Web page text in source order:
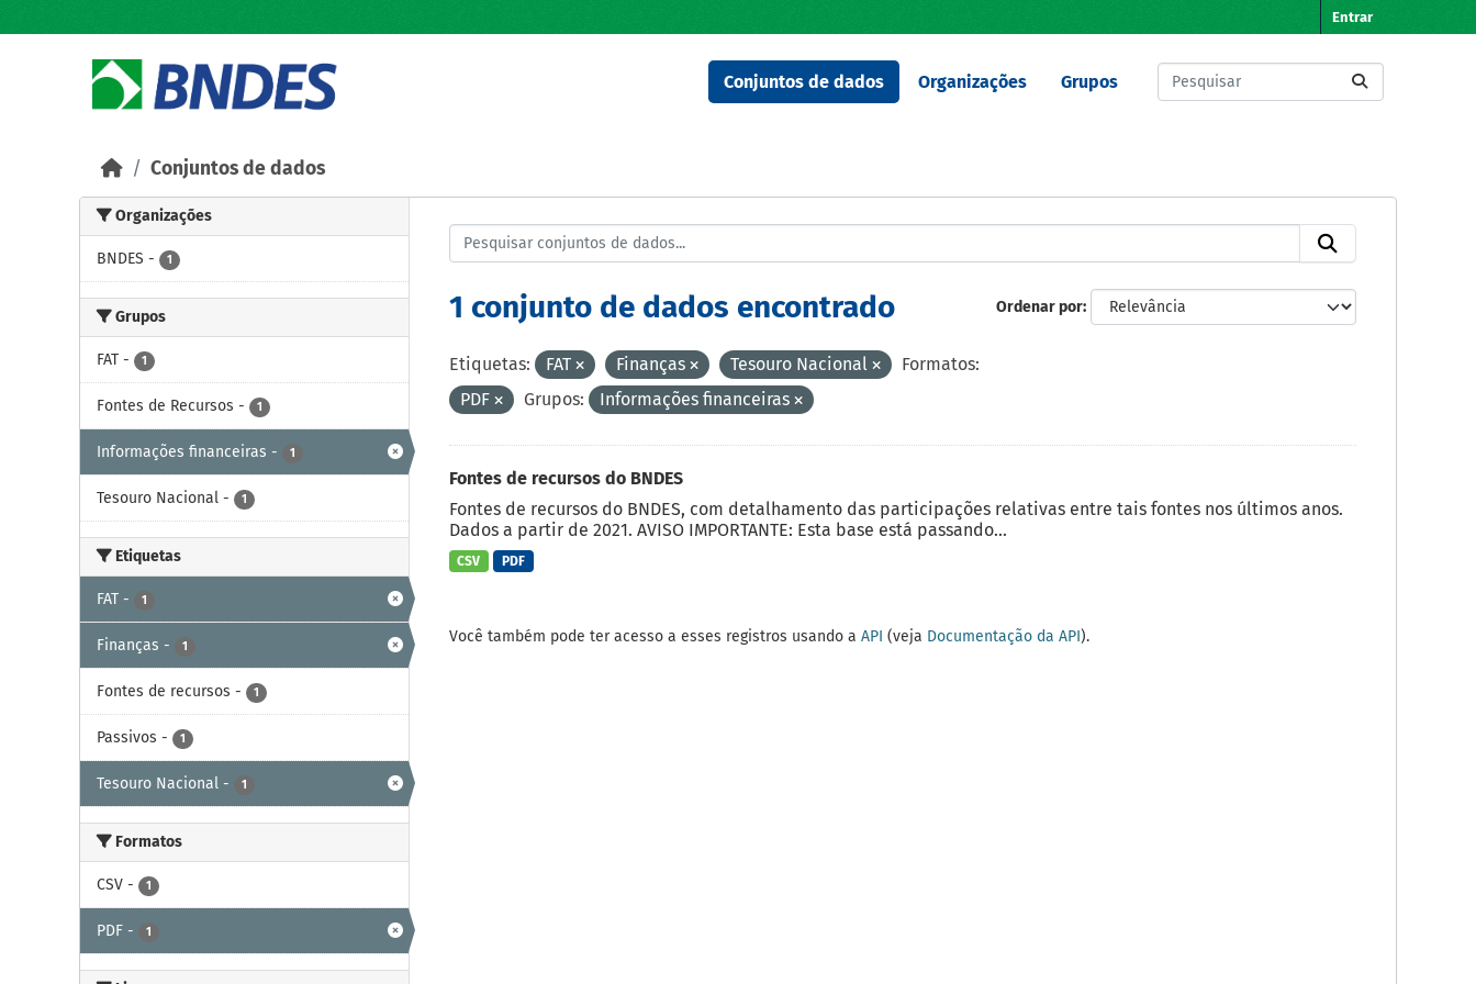
Entrar
Conjuntos de dados Organizações Grupos
Conjuntos de dados
Organizações
BNDES - 1
Grupos
FAT - 1
Fontes de Recursos - 1
Informações financeiras - 1
Tesouro Nacional - 1
Etiquetas
FAT - 1
Finanças - 1
Fontes de recursos - 1
Passivos - 1
Tesouro Nacional - 1
Formatos
CSV - 1
PDF - 1
Ordenar por
1 conjunto de dados encontrado
Etiquetas: FAT Finanças Tesouro Nacional
Formatos:
PDF
Grupos: Informações financeiras
Fontes de recursos do BNDES
Fontes de recursos do BNDES, com detalhamento das participações relativas entre tais fontes nos últimos anos.
Dados a partir de 2021. AVISO IMPORTANTE: Esta base está passando...
CSV PDF
Você também pode ter acesso a esses registros usando a API (veja Documentação da API).